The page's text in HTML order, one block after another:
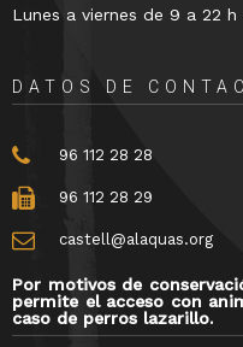
Lunes a viernes de 9 a 22
DATOS DE
96 112 28 28
96 112 28 29
castell@alaquas.org
Por motivos de
permite el acceso con
caso de perros lazarillo.